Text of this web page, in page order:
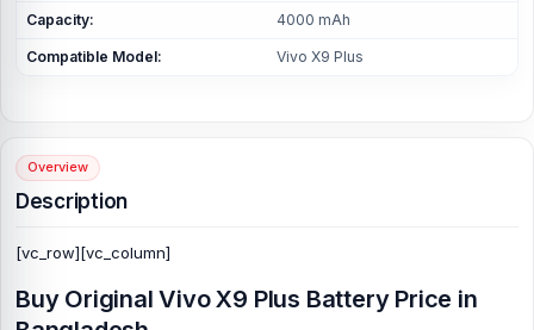
Capacity: 4000 mAh
Compatible Model: Vivo X9 Plus
Overview
Description
[vc_row][vc_column]
Buy Original Vivo X9 Plus Battery Price in